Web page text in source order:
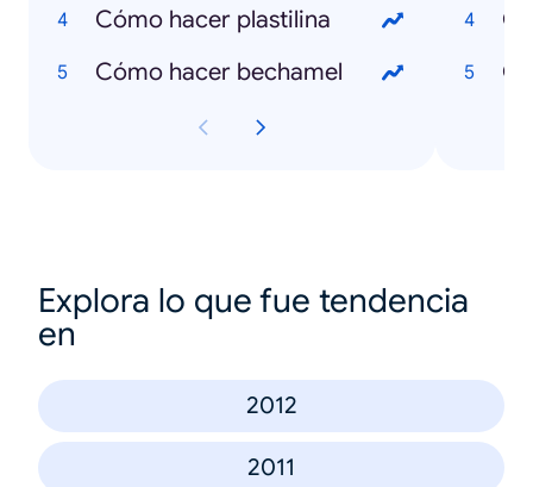
Cómo hacer plastilina
Cómo hacer bechamel
Explora lo que fue tendencia
en
2012
2011